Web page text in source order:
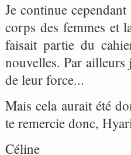
Je continue
corps des femmes et
faisait partie du
nouvelles. Par
de leur force...
Mais cela aurait été
te remercie donc,
Céline